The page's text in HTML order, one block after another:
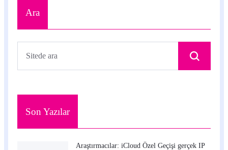
Ara
Son Yazılar
Araştırmacılar: iCloud Özel Geçişi gerçek IP